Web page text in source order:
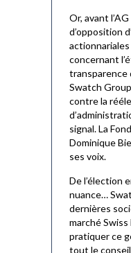
Or, avant
d’opposition
concernant
transparence
Swatch
contre la
signal. La
Dominique
ses voix.
De l’élection
nuance…
dernières
marché
pratiquer ce
tout le